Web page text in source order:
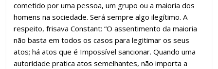
cometido por uma pessoa, um grupo ou a maioria dos
homens na sociedade. Será sempre algo ilegítimo. A
respeito, frisava Constant: “O assentimento da maioria
não basta em todos os casos para legitimar os seus
atos; há atos que é Impossível sancionar. Quando uma
autoridade pratica atos semelhantes, não importa a